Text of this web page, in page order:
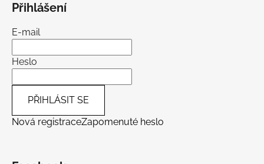
Přihlášení
E-mail
Heslo
PŘIHLÁSIT SE
Nová registraceZapomenuté heslo